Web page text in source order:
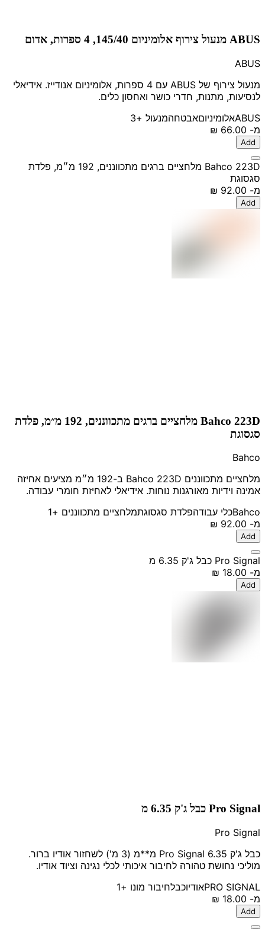
ABUS מנעול צירוף אלומיניום 145/40, 4 ספרות, אדום
ABUS
מנעול צירוף של ABUS עם 4 ספרות, אלומיניום אנודייז. אידיאלי
לנסיעות, מתנות, חדרי כושר ואחסון כלים.
ABUSאלומיניוםאבטחהמנעול +3
מ-
Add
Bahco 223D מלחציים ברגים מתכווננים, 192 מ״מ, פלדת
סגסוגת
מ-
Add
Bahco 223D מלחציים ברגים מתכווננים, 192 מ״מ, פלדת
סגסוגת
Bahco
מלחציים מתכווננים Bahco 223D ב-192 מ״מ מציעים אחיזה
אמינה וידיות מאורגנות נוחות. אידיאלי לאחיזת חומרי עבודה.
Bahcoכלי עבודהפלדת סגסוגתמלחציים מתכווננים +1
מ-
Add
Pro Signal כבל ג'ק 6.35 מ
מ-
Add
Pro Signal כבל ג'ק 6.35 מ
Pro Signal
כבל ג'ק Pro Signal 6.35 מ**מ (3 מ') לשחזור אודיו ברור.
מוליכי נחושת טהורה לחיבור איכותי לכלי נגינה וציוד אודיו.
PRO SIGNALאודיוכבלחיבור מונו +1
מ-
Add